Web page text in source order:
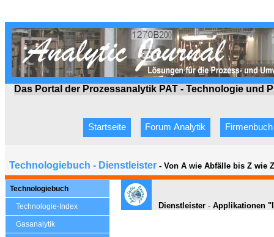
Das Portal der Prozessanalytik PAT - Technologie und
Startseite Forum Analytik Firmenbuch
Technologiebuch - Dienstleister - Von A wie Abfälle bis Z wie
Technologiebuch
Technologie-Index
Gasanalytik
Dienstleister - Applikationen